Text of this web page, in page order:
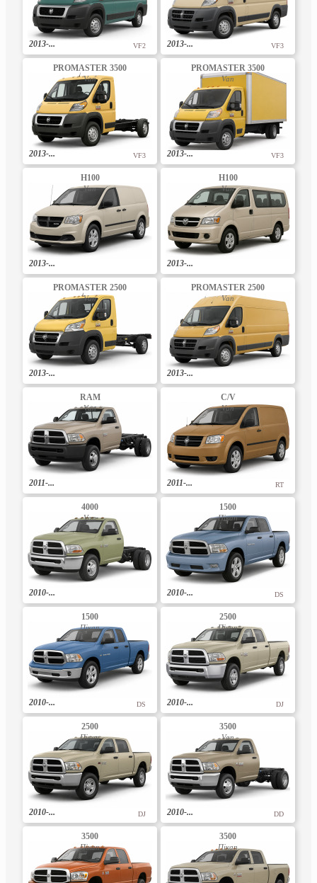
2013-... VF2 2013-... VF3
PROMASTER 3500
Van
2013-... VF3
PROMASTER 3500
Van
2013-... VF3
H100
Van
2013-...
H100
Van
2013-...
PROMASTER 2500
Van
2013-...
PROMASTER 2500
Van
2013-...
RAM
Van
2011-...
C/V
Van
2011-... RT
4000
Van
2010-...
1500
Пікап
2010-... DS
1500
Пікап
2010-... DS
2500
Пікап
2010-... DJ
2500
Пікап
2010-... DJ
3500
Van
2010-... DD
3500
Пікап
3500
Пікап